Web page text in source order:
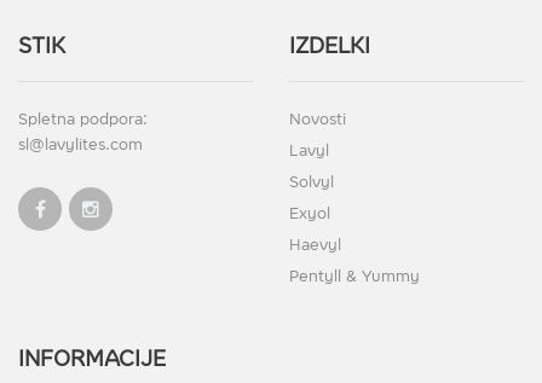
STIK
Spletna podpora:
sl@lavylites.com
IZDELKI
Novosti
Lavyl
Solvyl
Exyol
Haevyl
Pentyll & Yummy
INFORMACIJE